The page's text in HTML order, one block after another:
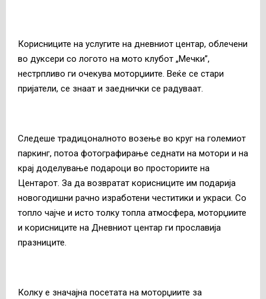
Корисниците на услугите на дневниот центар, облечени
во дуксери со логото на мото клубот „Мечки”,
нестрпливо ги очекува моторџиите. Веќе се стари
пријатели, се знаат и заеднички се радуваат.
Следеше традицоналното возење во круг на големиот
паркинг, потоа фотографирање седнати на мотори и на
крај доделување подароци во просториите на
Центарот. За да возвратат корисниците им подарија
новогодишни рачно изработени честитики и украси. Со
топло чајче и исто толку топла атмосфера, моторџиите
и корисниците на Дневниот центар ги прославија
празниците.
Колку е значајна посетата на моторџиите за